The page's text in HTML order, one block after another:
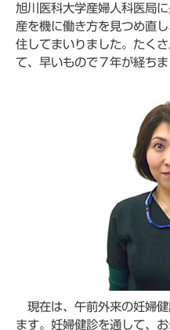
旭川医科大学産婦人科医局
産を機に働き方を見つめ直
住してまいりました。たく
て、早いもので７年が経ちま
現在は、午前外来の妊婦
ます。妊婦健診を通して、